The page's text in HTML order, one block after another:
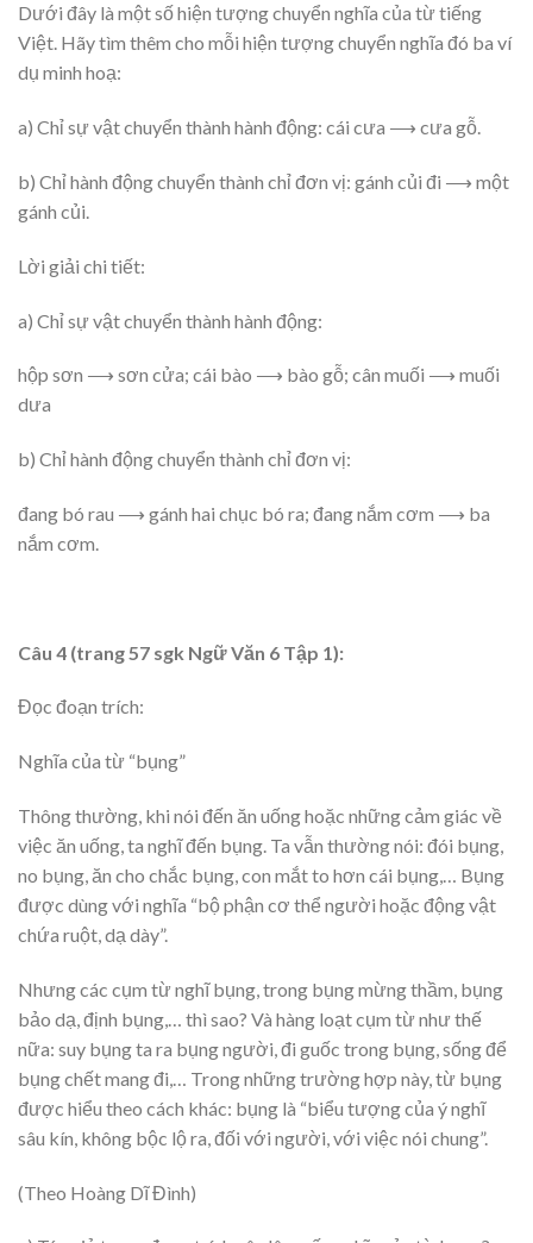
Dưới đây là một số hiện tượng chuyển nghĩa của từ tiếng
Việt. Hãy tìm thêm cho mỗi hiện tượng chuyển nghĩa đó ba ví
dụ minh hoạ:
a) Chỉ sự vật chuyển thành hành động: cái cưa ⟶ cưa gỗ.
b) Chỉ hành động chuyển thành chỉ đơn vị: gánh củi đi ⟶ một
gánh củi.
Lời giải chi tiết:
a) Chỉ sự vật chuyển thành hành động:
hộp sơn ⟶ sơn cửa; cái bào ⟶ bào gỗ; cân muối ⟶ muối
dưa
b) Chỉ hành động chuyển thành chỉ đơn vị:
đang bó rau ⟶ gánh hai chục bó ra; đang nắm cơm ⟶ ba
nắm cơm.
Câu 4 (trang 57 sgk Ngữ Văn 6 Tập 1):
Đọc đoạn trích:
Nghĩa của từ “bụng”
Thông thường, khi nói đến ăn uống hoặc những cảm giác về
việc ăn uống, ta nghĩ đến bụng. Ta vẫn thường nói: đói bụng,
no bụng, ăn cho chắc bụng, con mắt to hơn cái bụng,… Bụng
được dùng với nghĩa “bộ phận cơ thể người hoặc động vật
chứa ruột, dạ dày”.
Nhưng các cụm từ nghĩ bụng, trong bụng mừng thầm, bụng
bảo dạ, định bụng,… thì sao? Và hàng loạt cụm từ như thế
nữa: suy bụng ta ra bụng người, đi guốc trong bụng, sống để
bụng chết mang đi,… Trong những trường hợp này, từ bụng
được hiểu theo cách khác: bụng là “biểu tượng của ý nghĩ
sâu kín, không bộc lộ ra, đối với người, với việc nói chung”.
(Theo Hoàng Dĩ Đình)